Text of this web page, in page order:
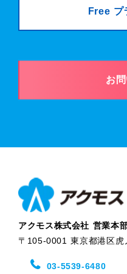
Free プ
お
アクモス株式会社 営業本
〒105-0001 東京都港区
03-5539-6480